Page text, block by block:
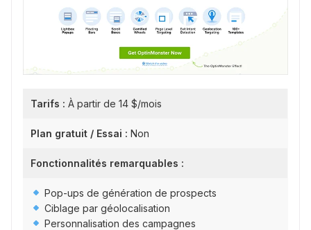
Tarifs : À partir de 14 $/mois
Plan gratuit / Essai : Non
Fonctionnalités remarquables :
Pop-ups de génération de prospects
Ciblage par géolocalisation
Personnalisation des campagnes